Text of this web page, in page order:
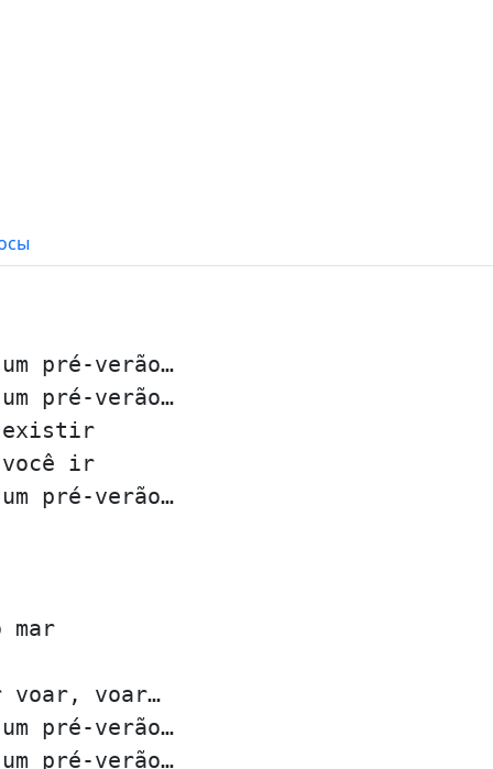
pré-verão…
pré-verão…
existir
ir
pré-verão…
mar
voar, voar…
pré-verão…
pré-verão…